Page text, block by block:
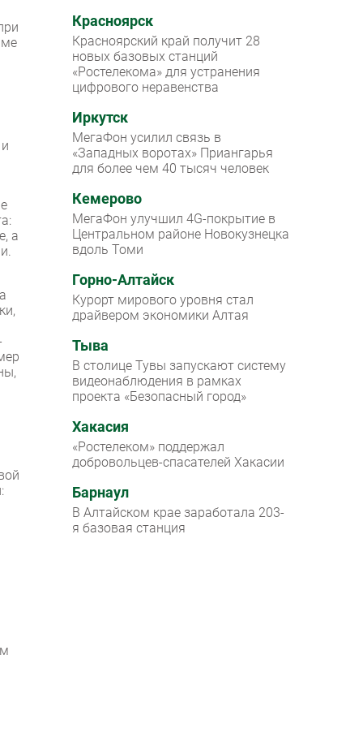
а
Красноярск
Красноярский край получит 28
новых базовых станций
«Ростелекома» для устранения
цифрового неравенства
Иркутск
МегаФон усилил связь в
«Западных воротах» Приангарья
для более чем 40 тысяч человек
Кемерово
МегаФон улучшил 4G-покрытие в
Центральном районе Новокузнецка
вдоль Томи
Горно-Алтайск
Курорт мирового уровня стал
драйвером экономики Алтая
Тыва
В столице Тувы запускают систему
видеонаблюдения в рамках
проекта «Безопасный город»
Хакасия
«Ростелеком» поддержал
добровольцев-спасателей Хакасии
Барнаул
В Алтайском крае заработала 203-
я базовая станция